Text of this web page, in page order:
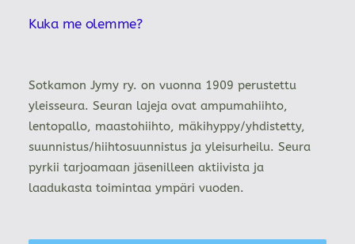
Kuka me olemme?
Sotkamon Jymy ry. on vuonna 1909 perustettu
yleisseura. Seuran lajeja ovat ampumahiihto,
lentopallo, maastohiihto, mäkihyppy/yhdistetty,
suunnistus/hiihtosuunnistus ja yleisurheilu. Seura
pyrkii tarjoamaan jäsenilleen aktiivista ja
laadukasta toimintaa ympäri vuoden.